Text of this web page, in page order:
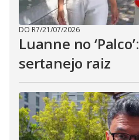
DO R7/21/07/2026
Luanne no
sertanejo raiz